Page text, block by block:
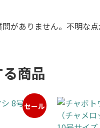
問がありません。不明な
商品
セール